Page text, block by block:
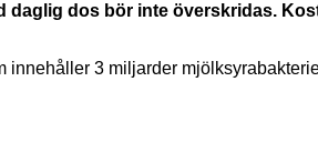
daglig dos bör inte överskridas.
innehåller 3 miljarder